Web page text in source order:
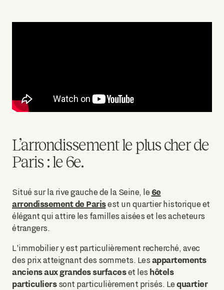
L’arrondissement le plus cher de
Paris : le 6e.
Situé sur la rive gauche de la Seine, le 6e
arrondissement de Parisest un quartier historique et
élégant qui attire les familles aisées et les acheteurs
étrangers.
L'immobilier y est particulièrement recherché, avec
des prix atteignant des sommets. Les appartements
anciens aux grandes surfaceset les hôtels
particulierssont particulièrement prisés. Le quartier